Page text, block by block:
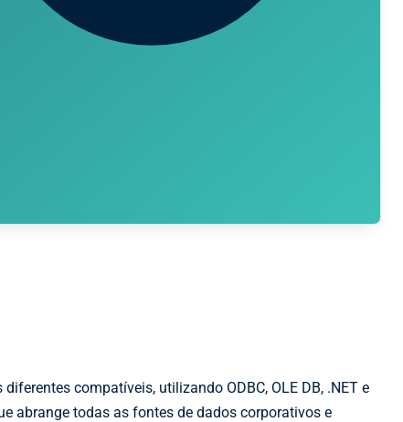
compatíveis, utilizando ODBC, OLE DB, .NET e
abrange todas as fontes de dados corporativos e